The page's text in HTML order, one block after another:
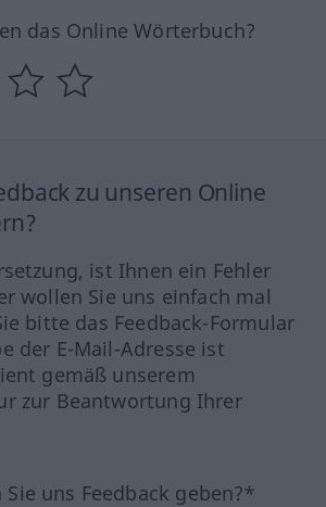
das Online Wörterbuch?
zu unseren Online
ist Ihnen ein Fehler
wollen Sie uns einfach mal
bitte das Feedback-Formular
der E-Mail-Adresse ist
gemäß unserem
zur Beantwortung Ihrer
uns Feedback geben?*